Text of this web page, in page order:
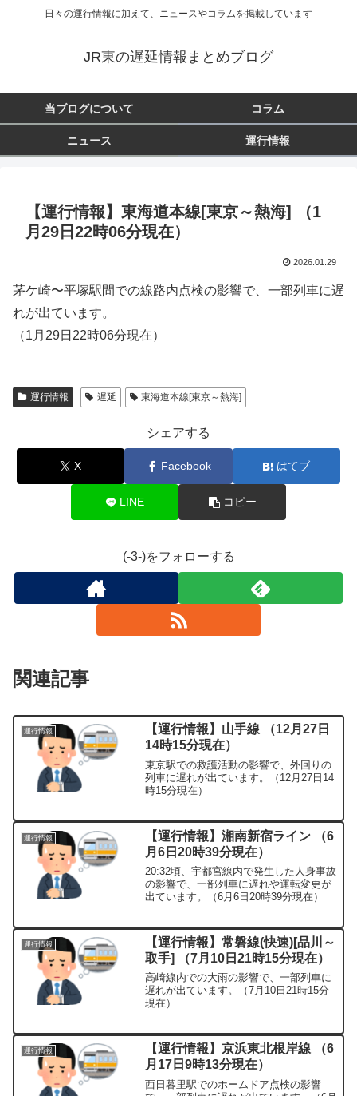
日々の運行情報に加えて、ニュースやコラムを掲載しています
JR東の遅延情報まとめブログ
当ブログについて コラム
ニュース 運行情報
【運行情報】東海道本線[東京～熱海] （1
月29日22時06分現在）
2026.01.29
茅ケ崎〜平塚駅間での線路内点検の影響で、一部列車に遅
れが出ています。
（1月29日22時06分現在）
運行情報 遅延 東海道本線[東京～熱海]
シェアする
X Facebook はてブ
LINE コピー
(-3-)をフォローする
関連記事
運行情報
【運行情報】山手線 （12月27日
14時15分現在）
東京駅での救護活動の影響で、外回りの
列車に遅れが出ています。（12月27日14
時15分現在）
運行情報
【運行情報】湘南新宿ライン （6
月6日20時39分現在）
20:32頃、宇都宮線内で発生した人身事故
の影響で、一部列車に遅れや運転変更が
出ています。（6月6日20時39分現在）
運行情報
【運行情報】常磐線(快速)[品川～
取手] （7月10日21時15分現在）
高崎線内での大雨の影響で、一部列車に
遅れが出ています。（7月10日21時15分
現在）
運行情報
【運行情報】京浜東北根岸線 （6
月17日9時13分現在）
西日暮里駅でのホームドア点検の影響